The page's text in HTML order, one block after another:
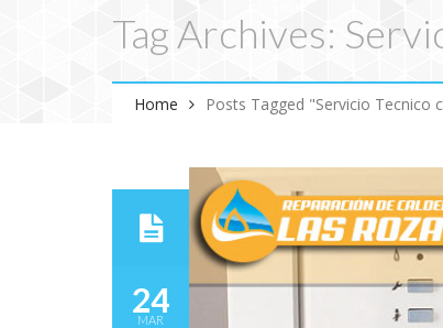
Tag Archives:
Home Posts Tagged "Servicio Tecnico
24
MAR